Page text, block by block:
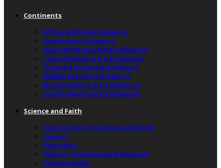
Continents
Africa & African Diaspora
Asia & Asian Diaspora
Australia & Australian Diaspora
Central America & Its Diaspora
Europe & European Diaspora
Middle East & Its Diaspora
North America & Its Diaspora
South America & Its Diaspora
Science and Faith
Intersection of Science and Faith
Science
Education
Science, Technology & Research
Sustainability